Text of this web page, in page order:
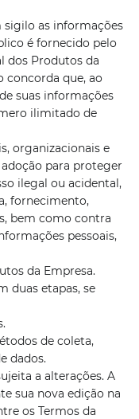
sigilo as informações
é fornecido pelo
dos Produtos da
concorda que, ao
suas informações
ilimitado de
organizacionais e
para proteger
ilegal ou acidental,
fornecimento,
bem como contra
pessoais,
da Empresa.
duas etapas, se
de coleta,
dados.
a alterações. A
sua nova edição na
os Termos da